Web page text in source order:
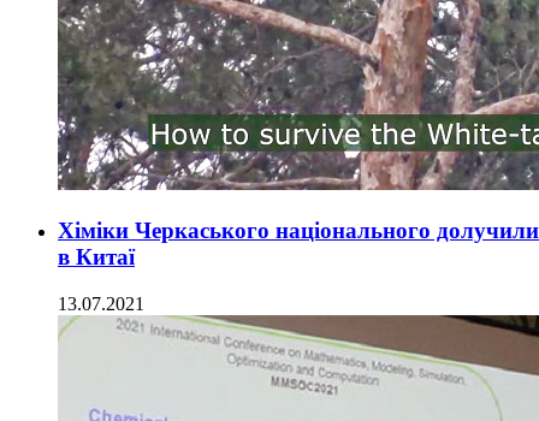
Хіміки Черкаського національного
в Китаї
13.07.2021